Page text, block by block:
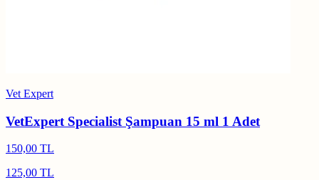
Vet Expert
VetExpert Specialist Şampuan 15 ml 1 Adet
150,00 TL
125,00 TL